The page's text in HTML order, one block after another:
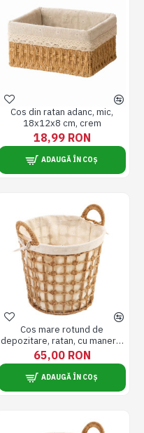
Cos din ratan adanc, mic,
18x12x8 cm, crem
18,99 RON
ADAUGĂ ÎN COȘ
Cos mare rotund de
depozitare, ratan, cu manere,
crem, 38*33*35/42 cm
65,00 RON
ADAUGĂ ÎN COȘ